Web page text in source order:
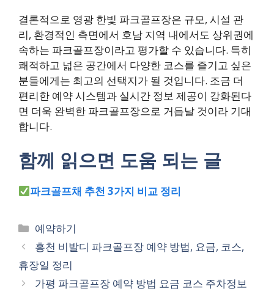
결론적으로 영광 한빛 파크골프장은 규모, 시설 관
리, 환경적인 측면에서 호남 지역 내에서도 상위권에
속하는 파크골프장이라고 평가할 수 있습니다. 특히
쾌적하고 넓은 공간에서 다양한 코스를 즐기고 싶은
분들에게는 최고의 선택지가 될 것입니다. 조금 더
편리한 예약 시스템과 실시간 정보 제공이 강화된다
면 더욱 완벽한 파크골프장으로 거듭날 것이라 기대
합니다.
함께 읽으면 도움 되는 글
파크골프채 추천 3가지 비교 정리
카
테
고
리
예약하기
홍천 비발디 파크골프장 예약 방법, 요금, 코스,
휴장일 정리
가평 파크골프장 예약 방법 요금 코스 주차정보